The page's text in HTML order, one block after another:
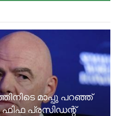
മാപ്പു പറഞ്ഞ്
ഫിഫ പ്രസിഡന്റ്